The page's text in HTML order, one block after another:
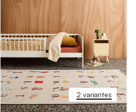
120 x 170 cm 80 x 150 cm
2 variantes